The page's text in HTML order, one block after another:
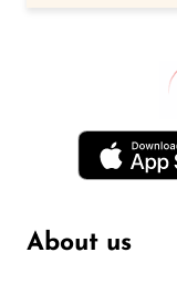
About us